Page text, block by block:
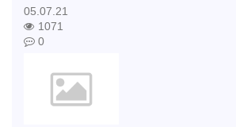
05.07.21
1071
0